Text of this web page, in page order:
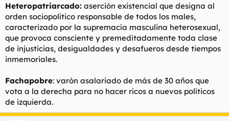
:
Heteropatriarcado: aserción existencial que designa al
orden sociopolítico responsable de todos los males,
caracterizado por la supremacía masculina heterosexual,
que provoca consciente y premeditadamente toda clase
de injusticias, desigualdades y desafueros desde tiempos
inmemoriales.
Fachapobre: varón asalariado de más de 30 años que
vota a la derecha para no hacer ricos a nuevos políticos
de izquierda.